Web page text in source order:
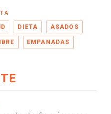
DIETA ASADOS
EMPANADAS